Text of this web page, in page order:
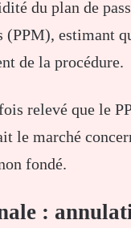
du plan de
(PPM), estimant
de la procédure.
relevé que le
le marché
fondé.
: